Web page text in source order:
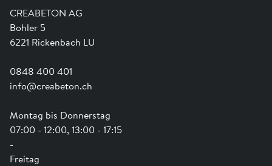
J0000 Versetzhinweise für Verbund- und Pflastersteine »
CREABETON AG
Bohler 5
6221 Rickenbach LU
0848 400 401
info@creabeton.ch
Montag bis Donnerstag
07:00 - 12:00, 13:00 - 17:15
-
Freitag
Ausbildung
Shop Hilfe
Anwendungsunterstützung
Newsletter
Engagement
Swissness
Schwammstadt